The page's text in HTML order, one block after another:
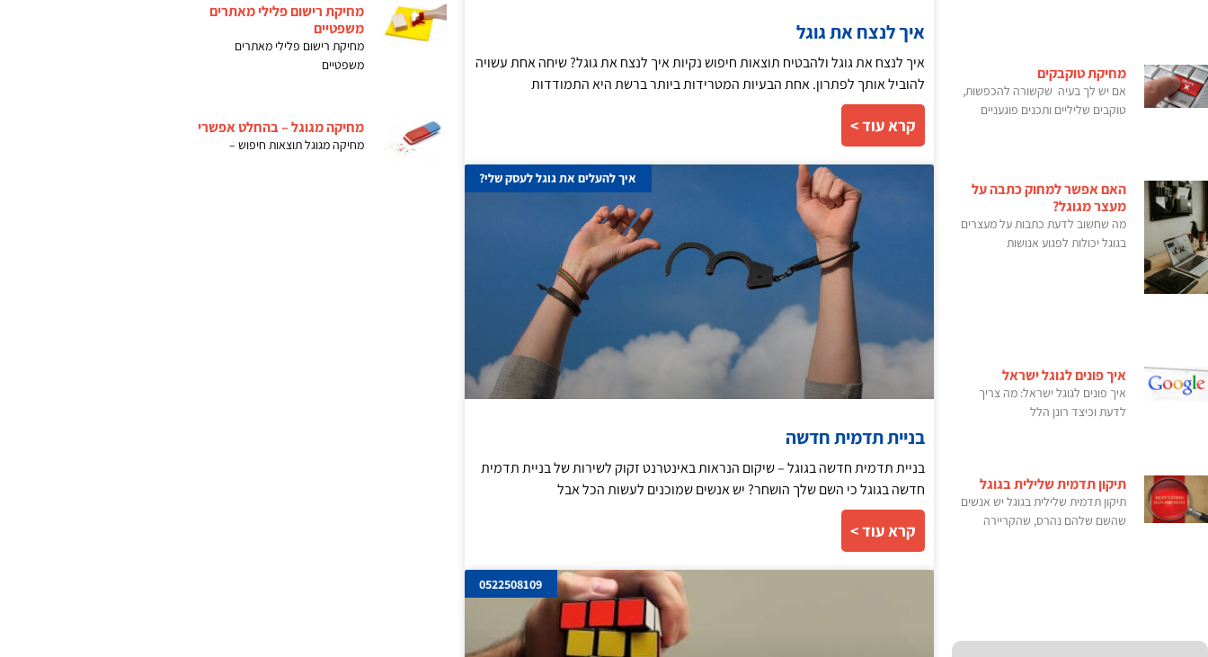
מחיקת טוקבקים
אם יש לך בעיה שקשורה להכפשות,
טוקבים שליליים ותכנים פוגעניים
האם אפשר למחוק כתבה על
מעצר מגוגל?
מה שחשוב לדעת כתבות על מעצרים
בגוגל יכולות לפגוע אנושות
איך פונים לגוגל ישראל
איך פונים לגוגל ישראל: מה צריך
לדעת וכיצד רונן הלל
תיקון תדמית שלילית בגוגל
תיקון תדמית שלילית בגוגל יש אנשים
שהשם שלהם נהרס, שהקריירה
איך לנצח את גוגל
איך לנצח את גוגל ולהבטיח תוצאות חיפוש נקיות איך לנצח את גוגל? שיחה אחת עשויה
להוביל אותך לפתרון. אחת הבעיות המטרידות ביותר ברשת היא התמודדות
קרא עוד >
איך להעלים את גוגל לעסק שלי?
בניית תדמית חדשה
בניית תדמית חדשה בגוגל – שיקום הנראות באינטרנט זקוק לשירות של בניית תדמית
חדשה בגוגל כי השם שלך הושחר? יש אנשים שמוכנים לעשות הכל אבל
קרא עוד >
0522508109
מחיקת רישום פלילי מאתרים
משפטיים
מחיקת רישום פלילי מאתרים
משפטיים
מחיקה מגוגל – בהחלט אפשרי
מחיקה מגוגל תוצאות חיפוש –